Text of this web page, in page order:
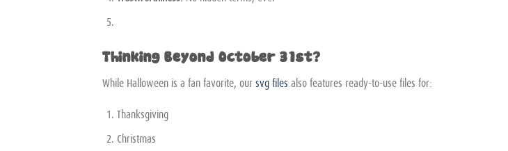
Thinking Beyond October 31st?
While Halloween is a fan favorite, our svg files also features ready-to-use files for:
Thanksgiving
Christmas